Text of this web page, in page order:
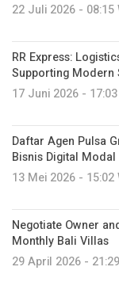
22 Juli 2026 - 08:15
RR Express:
Supporting Modern
17 Juni 2026 -
Daftar Agen Pulsa
Bisnis Digital Modal
13 Mei 2026 - 15:02
Negotiate Owner
Monthly Bali Villas
29 April 2026 -